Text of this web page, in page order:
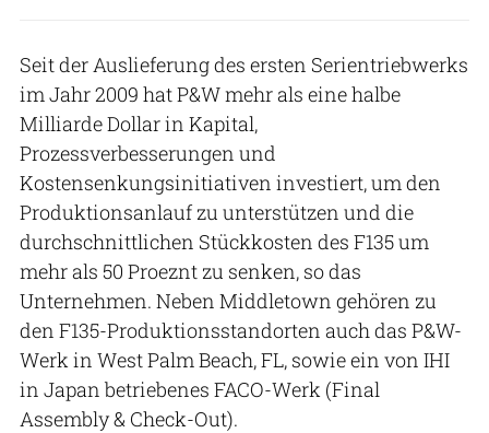
Seit der Auslieferung des ersten Serientriebwerks
im Jahr 2009 hat P&W mehr als eine halbe
Milliarde Dollar in Kapital,
Prozessverbesserungen und
Kostensenkungsinitiativen investiert, um den
Produktionsanlauf zu unterstützen und die
durchschnittlichen Stückkosten des F135 um
mehr als 50 Proeznt zu senken, so das
Unternehmen. Neben Middletown gehören zu
den F135-Produktionsstandorten auch das P&W-
Werk in West Palm Beach, FL, sowie ein von IHI
in Japan betriebenes FACO-Werk (Final
Assembly & Check-Out).